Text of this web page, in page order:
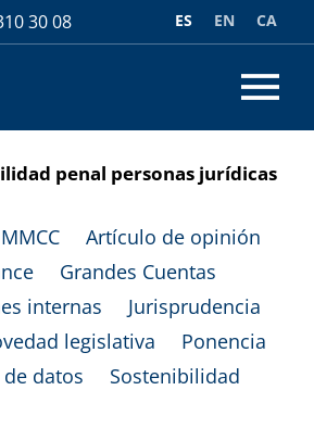
30 08 CA
EN
ES
penal personas jurídicas
Artículo de opinión
Grandes Cuentas
internas
Jurisprudencia
legislativa
Ponencia
datos
Sostenibilidad